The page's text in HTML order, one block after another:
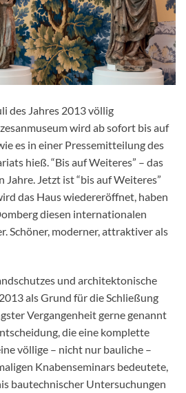
des Jahres 2013 völlig
wird ab sofort bis auf
es in einer Pressemitteilung des
hieß. “Bis auf Weiteres” – das
Jahre. Jetzt ist “bis auf Weiteres”
das Haus wiedereröffnet, haben
diesen internationalen
Schöner, moderner, attraktiver als
und architektonische
als Grund für die Schließung
Vergangenheit gerne genannt
die eine komplette
völlige – nicht nur bauliche –
Knabenseminars bedeutete,
bautechnischer Untersuchungen